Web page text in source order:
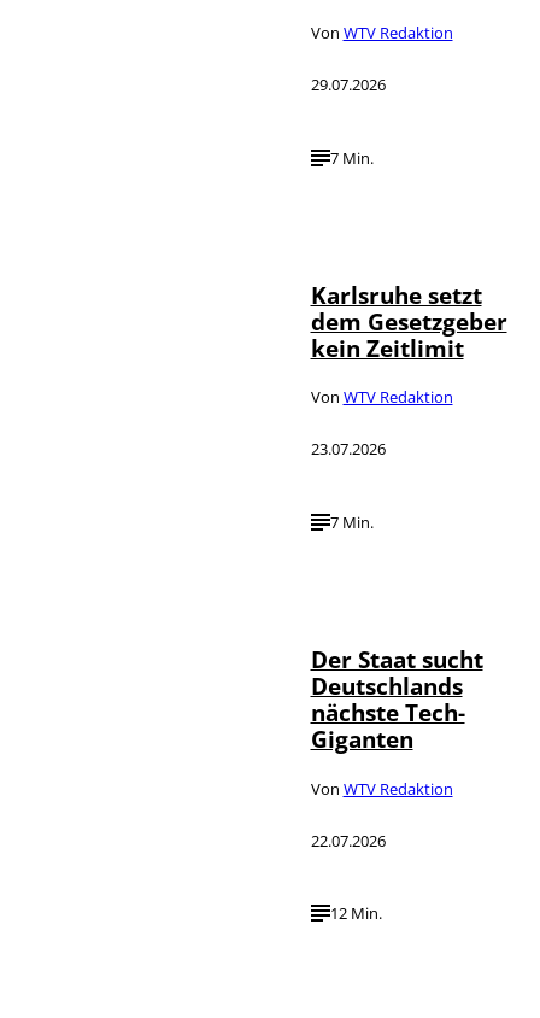
Von WTV Redaktion
29.07.2026
7 Min.
Karlsruhe setzt
dem Gesetzgeber
kein Zeitlimit
Von WTV Redaktion
23.07.2026
7 Min.
Der Staat sucht
Deutschlands
nächste Tech-
Giganten
Von WTV Redaktion
22.07.2026
12 Min.